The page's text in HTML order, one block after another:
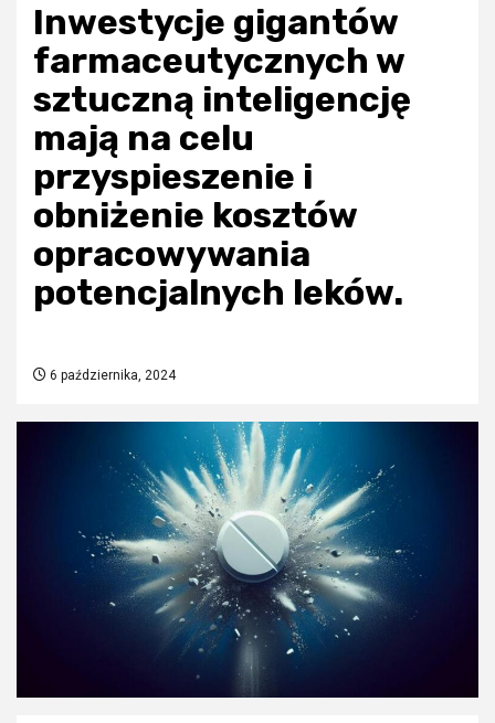
Inwestycje gigantów
farmaceutycznych w
sztuczną inteligencję
mają na celu
przyspieszenie i
obniżenie kosztów
opracowywania
potencjalnych leków.
6 października, 2024